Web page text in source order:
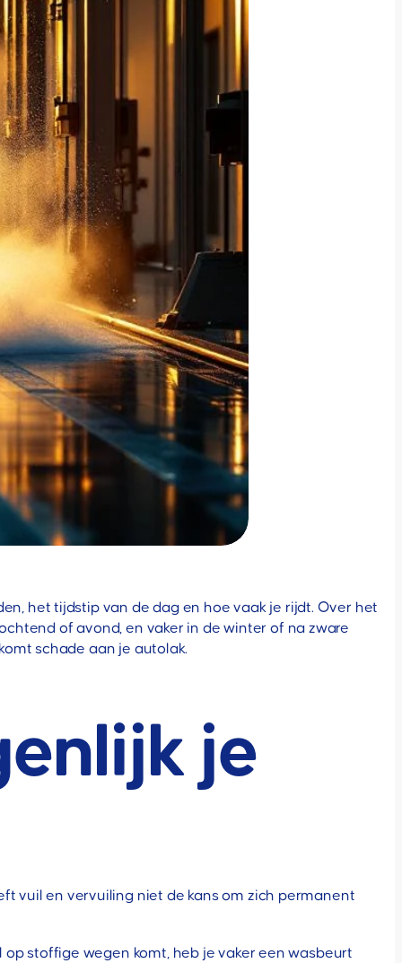
het tijdstip van de dag en hoe vaak je rijdt. Over het
of avond, en vaker in de winter of na zware
schade aan je autolak.
je
vuil en vervuiling niet de kans om zich permanent
stoffige wegen komt, heb je vaker een wasbeurt